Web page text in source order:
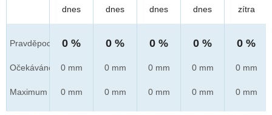
Pravděpod.
Očekáváno
Maximum
dnes
0 %
0 mm
0 mm
dnes
0 %
0 mm
0 mm
dnes
0 %
0 mm
0 mm
dnes
0 %
0 mm
0 mm
zítra
0 %
0 mm
0 mm